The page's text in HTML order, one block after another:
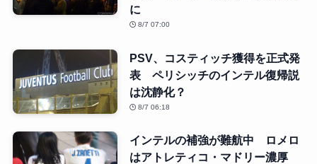
に
8/7 07:00
PSV、コスティッチ獲得を正式発
表 ペリシッチのインテル復帰説
は沈静化？
8/7 06:18
インテルの補強が難航中 ロメロ
はアトレティコ・マドリー濃厚